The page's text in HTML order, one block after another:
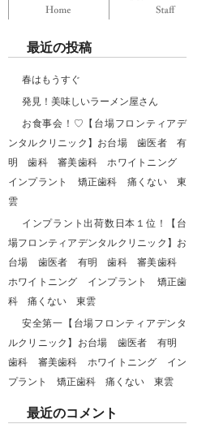
最近の投稿
春はもうすぐ
発見！美味しいラーメン屋さん
お食事会！♡【台場フロンティアデ
ンタルクリニック】お台場 歯医者 有
明 歯科 審美歯科 ホワイトニング
インプラント 矯正歯科 痛くない 東
雲
インプラント出荷数日本１位！【台
場フロンティアデンタルクリニック】お
台場 歯医者 有明 歯科 審美歯科
ホワイトニング インプラント 矯正歯
科 痛くない 東雲
安全第一【台場フロンティアデンタ
ルクリニック】お台場 歯医者 有明
歯科 審美歯科 ホワイトニング イン
プラント 矯正歯科 痛くない 東雲
最近のコメント